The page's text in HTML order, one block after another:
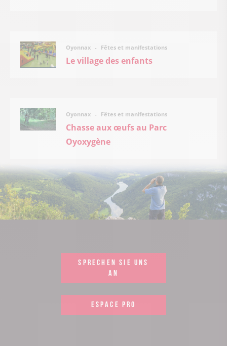
Oyonnax Fêtes et manifestations
Le village des enfants
Oyonnax Fêtes et manifestations
Chasse aux œufs au Parc
Oyoxygène
SPRECHEN SIE UNS
AN
ESPACE PRO